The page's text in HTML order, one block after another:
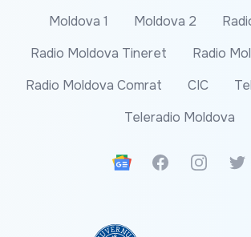
Moldova 1 Moldova 2
Radio Moldova Tineret
Radio
Radio Moldova Comrat
CIC
Teleradio Moldova
Google News
FacebookInstagram